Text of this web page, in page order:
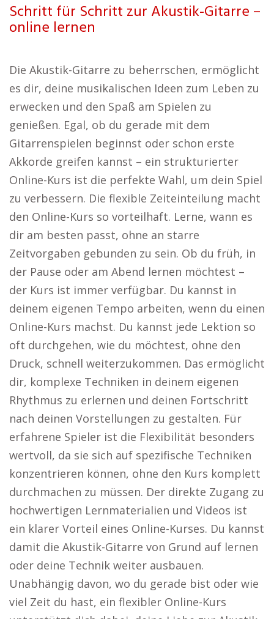
Schritt für Schritt zur Akustik-Gitarre –
online lernen
Die Akustik-Gitarre zu beherrschen, ermöglicht
es dir, deine musikalischen Ideen zum Leben zu
erwecken und den Spaß am Spielen zu
genießen. Egal, ob du gerade mit dem
Gitarrenspielen beginnst oder schon erste
Akkorde greifen kannst – ein strukturierter
Online-Kurs ist die perfekte Wahl, um dein Spiel
zu verbessern. Die flexible Zeiteinteilung macht
den Online-Kurs so vorteilhaft. Lerne, wann es
dir am besten passt, ohne an starre
Zeitvorgaben gebunden zu sein. Ob du früh, in
der Pause oder am Abend lernen möchtest –
der Kurs ist immer verfügbar. Du kannst in
deinem eigenen Tempo arbeiten, wenn du einen
Online-Kurs machst. Du kannst jede Lektion so
oft durchgehen, wie du möchtest, ohne den
Druck, schnell weiterzukommen. Das ermöglicht
dir, komplexe Techniken in deinem eigenen
Rhythmus zu erlernen und deinen Fortschritt
nach deinen Vorstellungen zu gestalten. Für
erfahrene Spieler ist die Flexibilität besonders
wertvoll, da sie sich auf spezifische Techniken
konzentrieren können, ohne den Kurs komplett
durchmachen zu müssen. Der direkte Zugang zu
hochwertigen Lernmaterialien und Videos ist
ein klarer Vorteil eines Online-Kurses. Du kannst
damit die Akustik-Gitarre von Grund auf lernen
oder deine Technik weiter ausbauen.
Unabhängig davon, wo du gerade bist oder wie
viel Zeit du hast, ein flexibler Online-Kurs